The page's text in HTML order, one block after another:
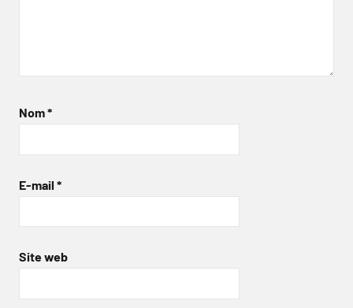
Nom*
E-mail *
Site web